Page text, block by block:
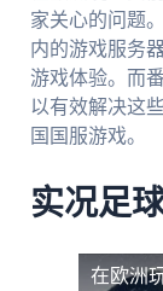
家关心的问题
内的游戏服务
游戏体验。而
以有效解决这
国国服游戏。
实况足
在欧洲